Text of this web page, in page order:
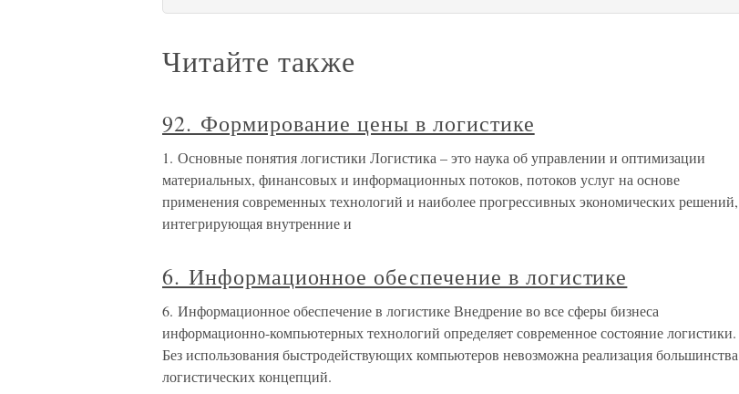
Читайте также
92. Формирование цены в логистике
1. Основные понятия логистики Логистика – это наука об управлении и оптимизации
материальных, финансовых и информационных потоков, потоков услуг на основе
применения современных технологий и наиболее прогрессивных экономических решений,
интегрирующая внутренние и
6. Информационное обеспечение в логистике
6. Информационное обеспечение в логистике Внедрение во все сферы бизнеса
информационно-компьютерных технологий определяет современное состояние логистики.
Без использования быстродействующих компьютеров невозможна реализация большинства
логистических концепций.